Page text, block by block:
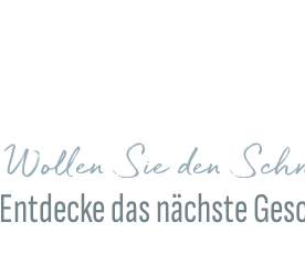
Wollen Sie den
Entdecke das nächste